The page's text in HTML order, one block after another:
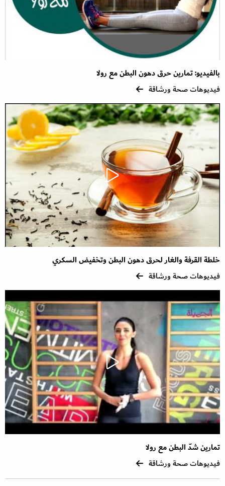
بالفيديو: تمارين حرق دهون البطن مع رولا
فيديوهات صحة ورشاقة
خلطة القرفة والغار لحرق دهون البطن وتخفيض السكري
فيديوهات صحة ورشاقة
تمارين شدّ البطن مع رولا
فيديوهات صحة ورشاقة